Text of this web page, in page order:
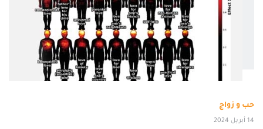
حب و زواج
14 أبريل 2024